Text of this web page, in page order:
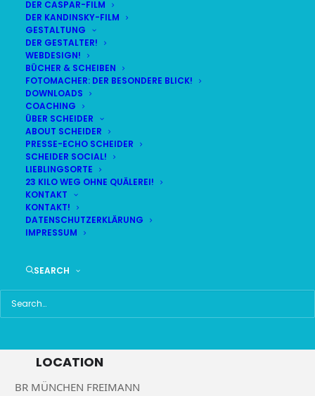
DER CASPAR-FILM
DER KANDINSKY-FILM
GESTALTUNG
DER GESTALTER!
WEBDESIGN!
BÜCHER & SCHEIBEN
FOTOMACHER: DER BESONDERE BLICK!
DOWNLOADS
COACHING
ÜBER SCHEIDER
ABOUT SCHEIDER
PRESSE-ECHO SCHEIDER
SCHEIDER SOCIAL!
LIEBLINGSORTE
23 KILO WEG OHNE QUÄLEREI!
KONTAKT
KONTAKT!
DATENSCHUTZERKLÄRUNG
IMPRESSUM
SEARCH
Time
11. JUNI 2026 18:30
LOCATION
BR MÜNCHEN FREIMANN